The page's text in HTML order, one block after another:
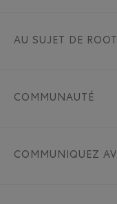
AU SUJET DE
COMMUNAUTÉ
COMMUNIQUEZ